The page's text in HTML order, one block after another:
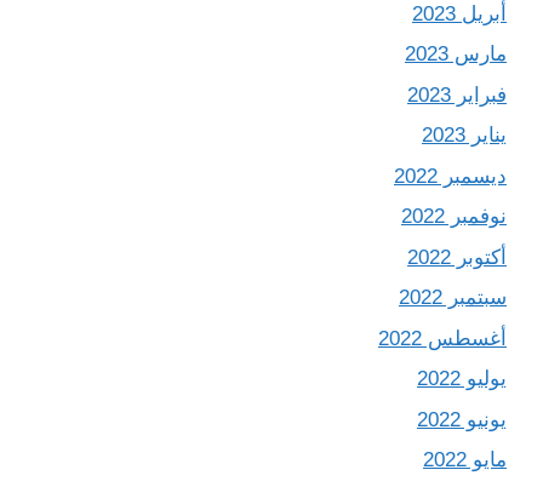
أبريل 2023
مارس 2023
فبراير 2023
يناير 2023
ديسمبر 2022
نوفمبر 2022
أكتوبر 2022
سبتمبر 2022
أغسطس 2022
يوليو 2022
يونيو 2022
مايو 2022